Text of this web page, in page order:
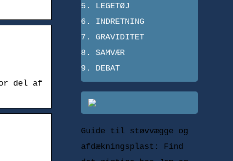
del af
LEGETØJ
INDRETNING
GRAVIDITET
SAMVÆR
DEBAT
Guide til støvvægge og
afdækningsplast: Find